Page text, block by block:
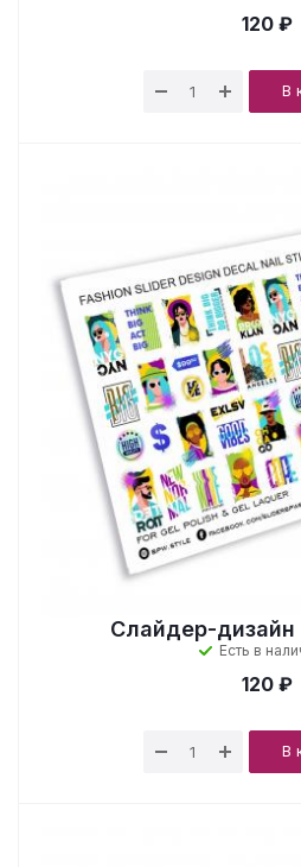
120 ₽
В
Слайдер-дизайн
Есть в
120 ₽
В